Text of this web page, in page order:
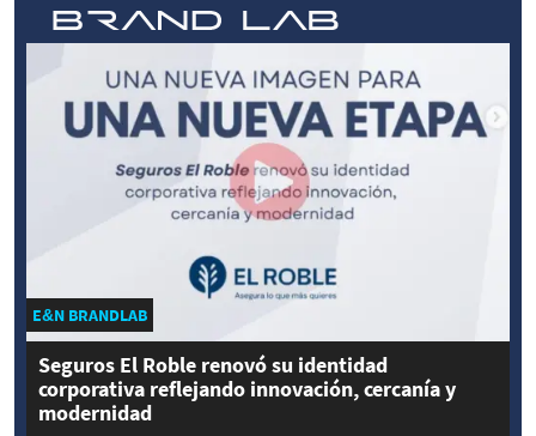
E&N BRANDLAB
Seguros El Roble renovó su identidad
corporativa reflejando innovación, cercanía y
modernidad